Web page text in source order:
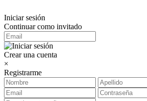
Iniciar sesión
Continuar como invitado
Crear una cuenta
×
Registrarme